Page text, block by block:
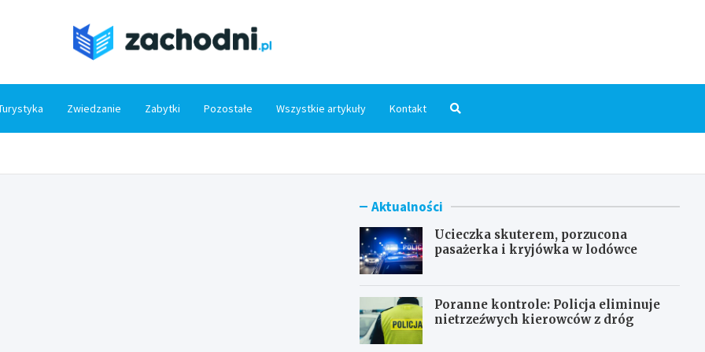
Zwiedzanie Zabytki Pozostałe Wszystkie artykuły Kontakt
Aktualności
Ucieczka skuterem, porzucona
pasażerka i kryjówka w lodówce
Poranne kontrole: Policja eliminuje
nietrzeźwych kierowców z dróg